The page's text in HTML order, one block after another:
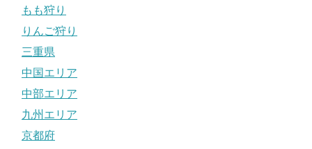
もも狩り
りんご狩り
三重県
中国エリア
中部エリア
九州エリア
京都府